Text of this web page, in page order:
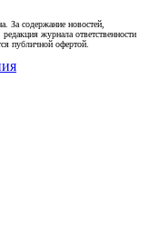
За содержание новостей,
журнала ответственности
публичной офертой.